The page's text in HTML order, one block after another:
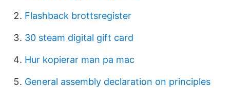
Flashback brottsregister
30 steam digital gift card
Hur kopierar man pa mac
General assembly declaration on principles